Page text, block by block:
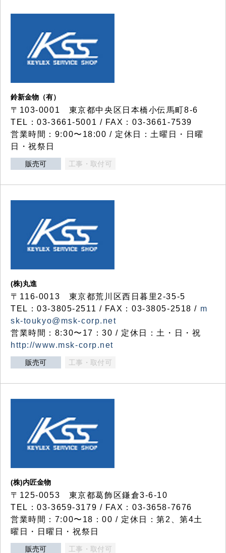
鈴新金物（有）
〒103-0001 東京都中央区日本橋小伝馬町8-6
TEL：03-3661-5001 / FAX：03-3661-7539
営業時間：9:00〜18:00 / 定休日：土曜日・日曜
日・祝祭日
販売可 工事・取付可
(株)丸進
〒116-0013 東京都荒川区西日暮里2-35-5
TEL：03-3805-2511 / FAX：03-3805-2518 / m
sk-toukyo@msk-corp.net
営業時間：8:30〜17：30 / 定休日：土・日・祝
http://www.msk-corp.net
販売可 工事・取付可
(株)内匠金物
〒125-0053 東京都葛飾区鎌倉3-6-10
TEL：03-3659-3179 / FAX：03-3658-7676
営業時間：7:00〜18：00 / 定休日：第2、第4土
曜日・日曜日・祝祭日
販売可 工事・取付可